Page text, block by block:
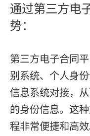
通过第三方电
势：
第三方电子合同
别系统、个人身
信息系统对接，
的身份信息。这
程非常便捷和高